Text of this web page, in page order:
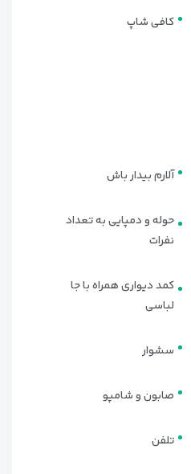
کافی شاپ
آلارم بیدار باش
حوله و دمپایی به تعداد
نفرات
کمد دیواری همراه با جا
لباسی
سشوار
صابون و شامپو
تلفن